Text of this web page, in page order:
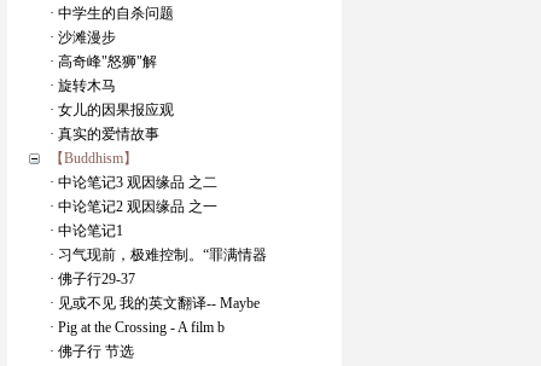
· 中学生的自杀问题
· 沙滩漫步
· 高奇峰"怒狮"解
· 旋转木马
· 女儿的因果报应观
· 真实的爱情故事
【Buddhism】
· 中论笔记3 观因缘品 之二
· 中论笔记2 观因缘品 之一
· 中论笔记1
· 习气现前，极难控制。“罪满情器
· 佛子行29-37
· 见或不见 我的英文翻译-- Maybe
· Pig at the Crossing - A film b
· 佛子行 节选